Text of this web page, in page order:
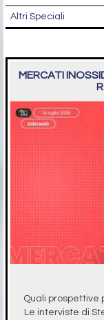
Altri Speciali
MERCATI
Quali prospettive
Le interviste di